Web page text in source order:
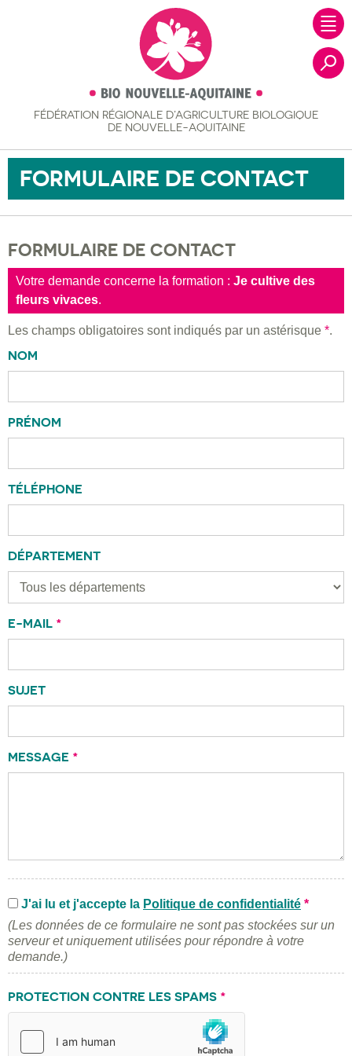
FÉDÉRATION RÉGIONALE D’AGRICULTURE BIOLOGIQUE
DE NOUVELLE-AQUITAINE
FORMULAIRE DE CONTACT
FORMULAIRE DE CONTACT
Votre demande concerne la formation : Je cultive des
fleurs vivaces.
Les champs obligatoires sont indiqués par un astérisque *.
NOM
PRÉNOM
TÉLÉPHONE
DÉPARTEMENT
E-MAIL *
SUJET
MESSAGE *
J'ai lu et j'accepte la Politique de confidentialité *
(Les données de ce formulaire ne sont pas stockées sur un
serveur et uniquement utilisées pour répondre à votre
demande.)
PROTECTION CONTRE LES SPAMS *